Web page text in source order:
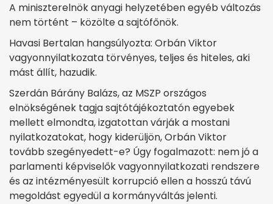
A miniszterelnök anyagi helyzetében egyéb változás
nem történt – közölte a sajtófőnök.
Havasi Bertalan hangsúlyozta: Orbán Viktor
vagyonnyilatkozata törvényes, teljes és hiteles, aki
mást állít, hazudik.
Szerdán Bárány Balázs, az MSZP országos
elnökségének tagja sajtótájékoztatón egyebek
mellett elmondta, izgatottan várják a mostani
nyilatkozatokat, hogy kiderüljön, Orbán Viktor
tovább szegényedett-e? Úgy fogalmazott: nem jó a
parlamenti képviselők vagyonnyilatkozati rendszere
és az intézményesült korrupció ellen a hosszú távú
megoldást egyedül a kormányváltás jelenti.